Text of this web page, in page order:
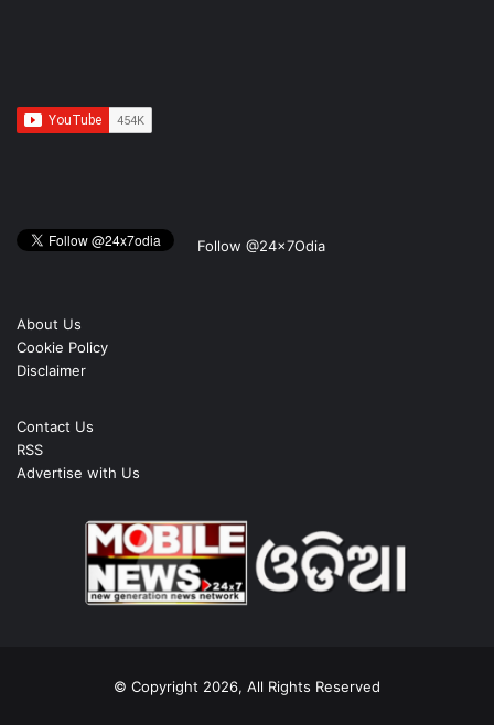
Follow @24x7Odia
About Us
Cookie Policy
Disclaimer
Contact Us
RSS
Advertise with Us
© Copyright 2026, All Rights Reserved